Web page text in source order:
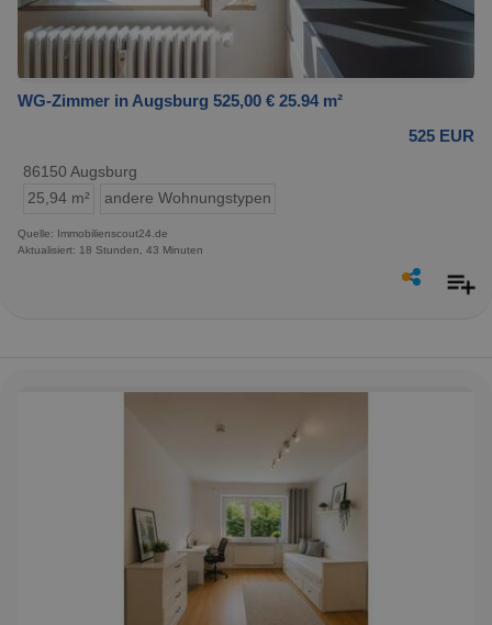
WG-Zimmer in Augsburg 525,00 € 25.94 m²
525 EUR
86150 Augsburg
25,94 m²
andere Wohnungstypen
Quelle: Immobilienscout24.de
Aktualisiert: 18 Stunden, 43 Minuten